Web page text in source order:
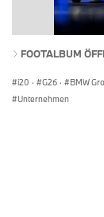
FOOTALBUM
i20 · G26 · BMW
Unternehmen